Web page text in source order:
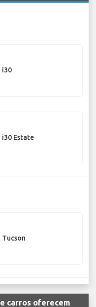
i30
i30 Estate
Tucson
carros oferecem